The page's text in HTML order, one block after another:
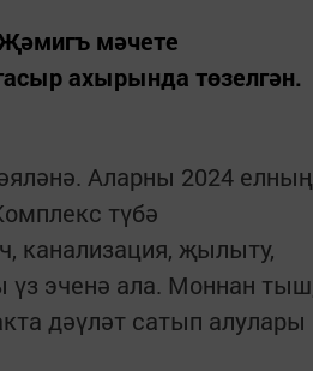
мәчете
ахырында төзелгән.
Аларны 2024 елның
түбә
канализация, җылыту,
үз эченә ала. Моннан
дәүләт сатып алулары